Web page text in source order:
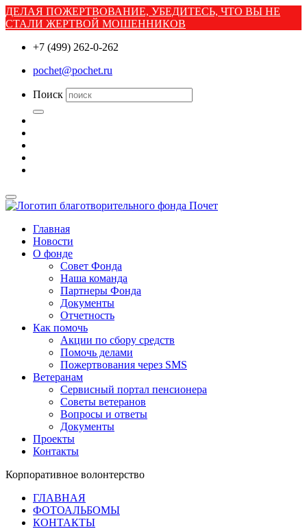
ДЕЛАЯ ПОЖЕРТВОВАНИЕ, УБЕДИТЕСЬ, ЧТО ВЫ НЕ
СТАЛИ ЖЕРТВОЙ МОШЕННИКОВ
+7 (499) 262-0-262
pochet@pochet.ru
Поиск
Главная
Новости
О фонде
Совет Фонда
Наша команда
Партнеры Фонда
Документы
Отчетность
Как помочь
Акции по сбору средств
Помочь делами
Пожертвования через SMS
Ветеранам
Сервисный портал пенсионера
Советы ветеранов
Вопросы и ответы
Документы
Проекты
Контакты
Корпоративное волонтерство
ГЛАВНАЯ
ФОТОАЛЬБОМЫ
КОНТАКТЫ